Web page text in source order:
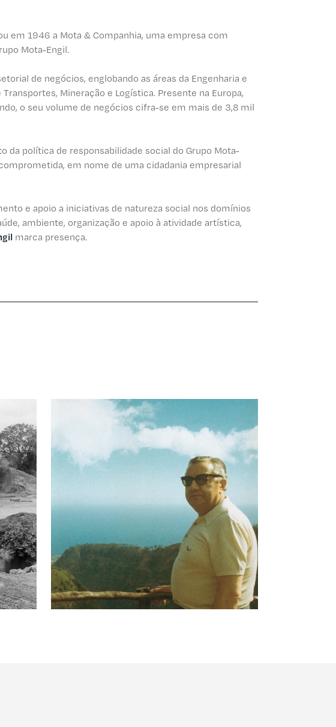
em 1946 a Mota & Companhia, uma empresa com
Mota-Engil.
de negócios, englobando as áreas da Engenharia e
Mineração e Logística. Presente na Europa,
o seu volume de negócios cifra-se em mais de 3,8 mil
da política de responsabilidade social do Grupo Mota-
em nome de uma cidadania empresarial
e apoio a iniciativas de natureza social nos domínios
ambiente, organização e apoio à atividade artística,
marca presença.